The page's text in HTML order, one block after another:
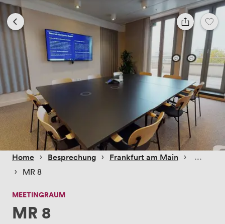
Home › Besprechung › Frankfurt am Main ›
› MR 8
MEETINGRAUM
MR 8